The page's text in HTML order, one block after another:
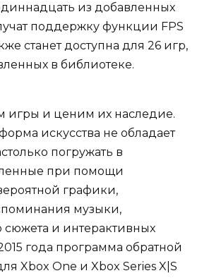
из добавленных
поддержку функции FPS
станет доступна для 26 игр,
в библиотеке.
игры и ценим их наследие.
искусства не обладает
погружать в
при помощи
графики,
музыки,
и интерактивных
года программа обратной
Xbox One и Xbox Series X|S